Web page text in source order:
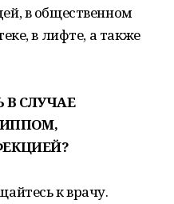
в общественном
в лифте, а также
В СЛУЧАЕ
к врачу.